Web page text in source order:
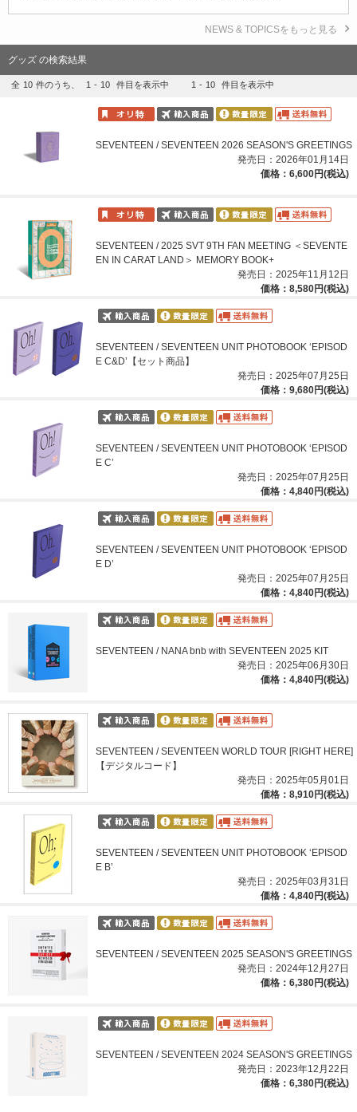
NEWS & TOPICSをもっと見る
グッズ の検索結果
全 10 件のうち、 1 - 10 件目を表示中 1 - 10 件目を表示中
SEVENTEEN / SEVENTEEN 2026 SEASON'S GREETINGS
発売日：2026年01月14日
価格：6,600円(税込)
SEVENTEEN / 2025 SVT 9TH FAN MEETING ＜SEVENTE
EN IN CARAT LAND＞ MEMORY BOOK+
発売日：2025年11月12日
価格：8,580円(税込)
SEVENTEEN / SEVENTEEN UNIT PHOTOBOOK ‘EPISOD
E C&D’【セット商品】
発売日：2025年07月25日
価格：9,680円(税込)
SEVENTEEN / SEVENTEEN UNIT PHOTOBOOK ‘EPISOD
E C’
発売日：2025年07月25日
価格：4,840円(税込)
SEVENTEEN / SEVENTEEN UNIT PHOTOBOOK ‘EPISOD
E D’
発売日：2025年07月25日
価格：4,840円(税込)
SEVENTEEN / NANA bnb with SEVENTEEN 2025 KIT
発売日：2025年06月30日
価格：4,840円(税込)
SEVENTEEN / SEVENTEEN WORLD TOUR [RIGHT HERE]
【デジタルコード】
発売日：2025年05月01日
価格：8,910円(税込)
SEVENTEEN / SEVENTEEN UNIT PHOTOBOOK ‘EPISOD
E B’
発売日：2025年03月31日
価格：4,840円(税込)
SEVENTEEN / SEVENTEEN 2025 SEASON'S GREETINGS
発売日：2024年12月27日
価格：6,380円(税込)
SEVENTEEN / SEVENTEEN 2024 SEASON'S GREETINGS
発売日：2023年12月22日
価格：6,380円(税込)